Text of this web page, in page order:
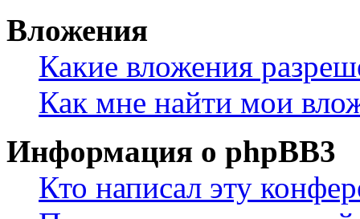
Вложения
Какие вложения
Как мне найти мои
Информация о phpBB3
Кто написал эту